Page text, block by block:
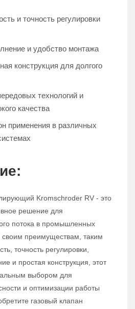
и точность регулировки
и удобство монтажа
конструкция для долгого
технологий и
качества
применения в различных
Kromschroder RV - это
решение для
потока в промышленных
своим преимуществам, таким
точность регулировки,
и простая конструкция, этот
выбором для
и оптимизации работы
газовый клапан